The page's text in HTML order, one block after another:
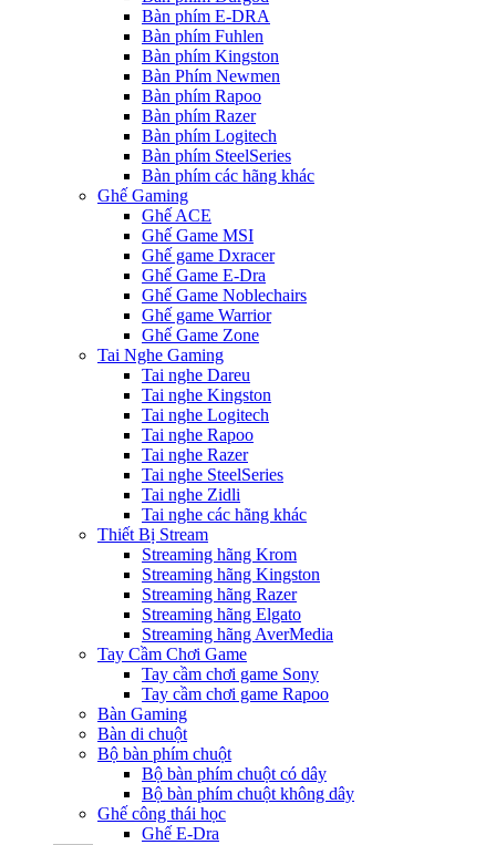
Bàn phím E-DRA
Bàn phím Fuhlen
Bàn phím Kingston
Bàn Phím Newmen
Bàn phím Rapoo
Bàn phím Razer
Bàn phím Logitech
Bàn phím SteelSeries
Bàn phím các hãng khác
Ghế Gaming
Ghế ACE
Ghế Game MSI
Ghế game Dxracer
Ghế Game E-Dra
Ghế Game Noblechairs
Ghế game Warrior
Ghế Game Zone
Tai Nghe Gaming
Tai nghe Dareu
Tai nghe Kingston
Tai nghe Logitech
Tai nghe Rapoo
Tai nghe Razer
Tai nghe SteelSeries
Tai nghe Zidli
Tai nghe các hãng khác
Thiết Bị Stream
Streaming hãng Krom
Streaming hãng Kingston
Streaming hãng Razer
Streaming hãng Elgato
Streaming hãng AverMedia
Tay Cầm Chơi Game
Tay cầm chơi game Sony
Tay cầm chơi game Rapoo
Bàn Gaming
Bàn di chuột
Bộ bàn phím chuột
Bộ bàn phím chuột có dây
Bộ bàn phím chuột không dây
Ghế công thái học
Ghế E-Dra